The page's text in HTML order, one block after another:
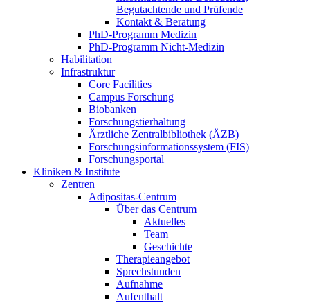
Begutachtende und Prüfende
Kontakt & Beratung
PhD-Programm Medizin
PhD-Programm Nicht-Medizin
Habilitation
Infrastruktur
Core Facilities
Campus Forschung
Biobanken
Forschungstierhaltung
Ärztliche Zentralbibliothek (ÄZB)
Forschungsinformationssystem (FIS)
Forschungsportal
Kliniken & Institute
Zentren
Adipositas-Centrum
Über das Centrum
Aktuelles
Team
Geschichte
Therapieangebot
Sprechstunden
Aufnahme
Aufenthalt